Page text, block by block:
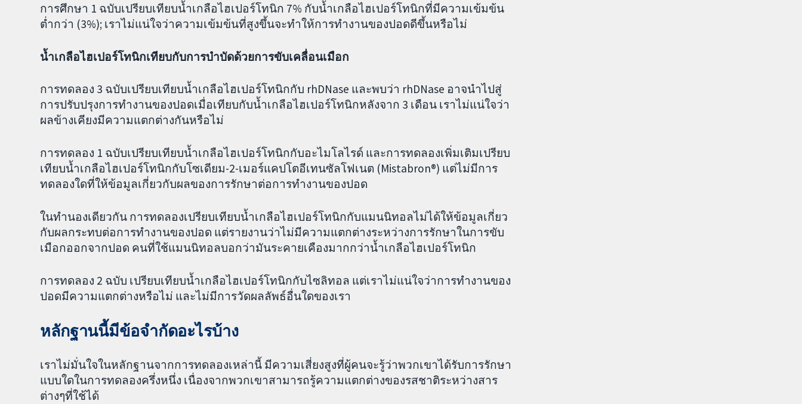
การศึกษา 1 ฉบับเปรียบเทียบน้ำเกลือไฮเปอร์โทนิก 7% กับน้ำเกลือไฮเปอร์โทนิกที่มีความเข้มข้น
ต่ำกว่า (3%); เราไม่แน่ใจว่าความเข้มข้นที่สูงขึ้นจะทำให้การทำงานของปอดดีขึ้นหรือไม่
น้ำเกลือไฮเปอร์โทนิกเทียบกับการบำบัดด้วยการขับเคลื่อนเมือก
การทดลอง 3 ฉบับเปรียบเทียบน้ำเกลือไฮเปอร์โทนิกกับ rhDNase และพบว่า rhDNase อาจนำไปสู่
การปรับปรุงการทำงานของปอดเมื่อเทียบกับน้ำเกลือไฮเปอร์โทนิกหลังจาก 3 เดือน เราไม่แน่ใจว่า
ผลข้างเคียงมีความแตกต่างกันหรือไม่
การทดลอง 1 ฉบับเปรียบเทียบน้ำเกลือไฮเปอร์โทนิกกับอะไมโลไรด์ และการทดลองเพิ่มเติมเปรียบ
เทียบน้ำเกลือไฮเปอร์โทนิกกับโซเดียม-2-เมอร์แคปโตอีเทนซัลโฟเนต (Mistabron®) แต่ไม่มีการ
ทดลองใดที่ให้ข้อมูลเกี่ยวกับผลของการรักษาต่อการทำงานของปอด
ในทำนองเดียวกัน การทดลองเปรียบเทียบน้ำเกลือไฮเปอร์โทนิกกับแมนนิทอลไม่ได้ให้ข้อมูลเกี่ยว
กับผลกระทบต่อการทำงานของปอด แต่รายงานว่าไม่มีความแตกต่างระหว่างการรักษาในการขับ
เมือกออกจากปอด คนที่ใช้แมนนิทอลบอกว่ามันระคายเคืองมากกว่าน้ำเกลือไฮเปอร์โทนิก
การทดลอง 2 ฉบับ เปรียบเทียบน้ำเกลือไฮเปอร์โทนิกกับไซลิทอล แต่เราไม่แน่ใจว่าการทำงานของ
ปอดมีความแตกต่างหรือไม่ และไม่มีการวัดผลลัพธ์อื่นใดของเรา
หลักฐานนี้มีข้อจำกัดอะไรบ้าง
เราไม่มั่นใจในหลักฐานจากการทดลองเหล่านี้ มีความเสี่ยงสูงที่ผู้คนจะรู้ว่าพวกเขาได้รับการรักษา
แบบใดในการทดลองครึ่งหนึ่ง เนื่องจากพวกเขาสามารถรู้ความแตกต่างของรสชาติระหว่างสาร
ต่างๆที่ใช้ได้